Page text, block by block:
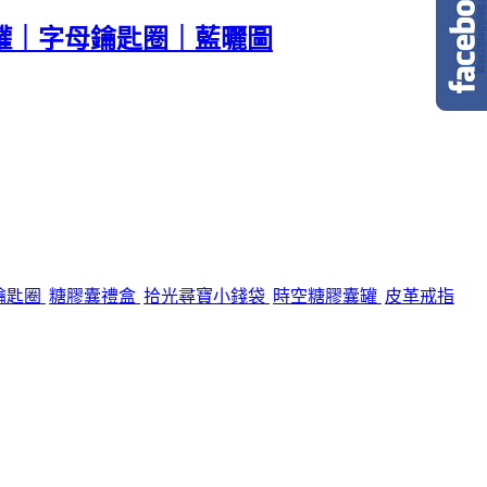
字母鑰匙圈｜藍曬圖
匙圈 糖膠囊禮盒 拾光尋寶小錢袋 時空糖膠囊罐 皮革戒指